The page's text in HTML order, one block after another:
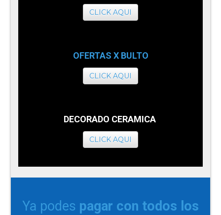
CLICK AQUI
OFERTAS X BULTO
CLICK AQUI
DECORADO CERAMICA
CLICK AQUI
Ya podes pagar con todos los